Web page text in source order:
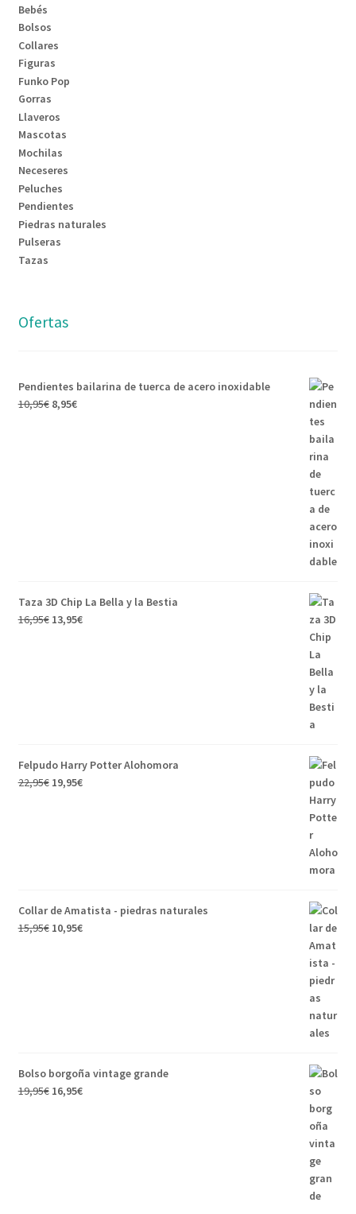
Bebés
Bolsos
Collares
Figuras
Funko Pop
Gorras
Llaveros
Mascotas
Mochilas
Neceseres
Peluches
Pendientes
Piedras naturales
Pulseras
Tazas
Ofertas
Pendientes bailarina de tuerca de acero inoxidable
10,95€ 8,95€
Taza 3D Chip La Bella y la Bestia
16,95€ 13,95€
Felpudo Harry Potter Alohomora
22,95€ 19,95€
Collar de Amatista - piedras naturales
15,95€ 10,95€
Bolso borgoña vintage grande
19,95€ 16,95€